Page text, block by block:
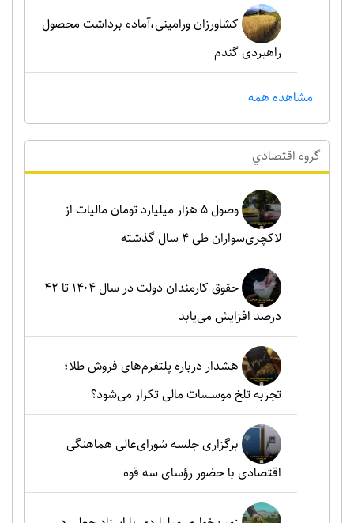
کشاورزان ورامینی،آماده برداشت محصول
راهبردی گندم
مشاهده همه
گروه اقتصادي
وصول ۵ هزار میلیارد تومان مالیات از
لاکچری‌سواران طی ۴ سال گذشته
حقوق کارمندان دولت در سال ۱۴۰۴ تا ۴۲
درصد افزایش می‌یابد
هشدار درباره پلتفرم‌های فروش طلا؛
تجربه تلخ موسسات مالی تکرار می‌شود؟
برگزاری جلسه شورای‌عالی هماهنگی
اقتصادی با حضور رؤسای سه قوه